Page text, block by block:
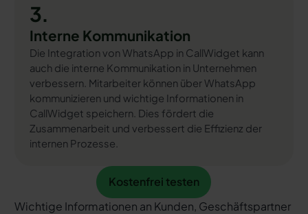
3.
Interne Kommunikation
Die Integration von WhatsApp in CallWidget kann
auch die interne Kommunikation in Unternehmen
verbessern. Mitarbeiter können über WhatsApp
kommunizieren und wichtige Informationen in
CallWidget speichern. Dies fördert die
Zusammenarbeit und verbessert die Effizienz der
internen Prozesse.
Kostenfrei testen
Kostenfrei testen
Wichtige Informationen an Kunden, Geschäftspartner